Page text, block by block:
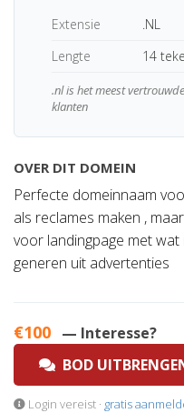
Extensie
.NL
Lengte
14
.nl is het meest
klanten
OVER DIT DOMEIN
Perfecte domeinnaam
als reclames maken ,
voor landingpage met
generen uit advertenties
€100 — Interesse?
BOD
Login vereist · gratis